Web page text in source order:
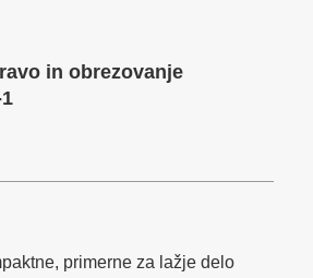
in obrezovanje
primerne za lažje delo